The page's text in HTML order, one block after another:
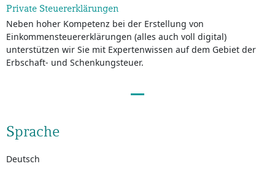
Private Steuererklärungen
Neben hoher Kompetenz bei der Erstellung von
Einkommensteuererklärungen (alles auch voll digital)
unterstützen wir Sie mit Expertenwissen auf dem Gebiet der
Erbschaft- und Schenkungsteuer.
Sprache
Deutsch